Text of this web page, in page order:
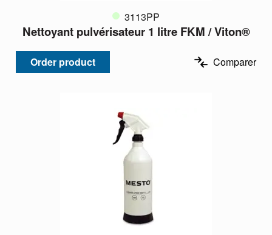
3113PP
Nettoyant pulvérisateur 1 litre FKM / Viton®
Order product Comparer